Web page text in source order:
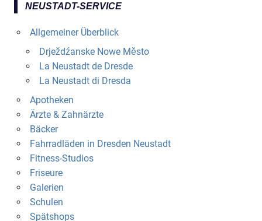
NEUSTADT-SERVICE
Allgemeiner Überblick
Drježdźanske Nowe Město
La Neustadt de Dresde
La Neustadt di Dresda
Apotheken
Ärzte & Zahnärzte
Bäcker
Fahrradläden in Dresden Neustadt
Fitness-Studios
Friseure
Galerien
Schulen
Spätshops